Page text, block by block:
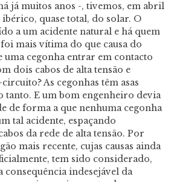
já muitos anos -, tivemos, em abril
ibérico, quase total, do solar. O
a um acidente natural e há quem
mais vítima do que causa do
uma cegonha entrar em contacto
dois cabos de alta tensão e
As cegonhas têm asas
tanto. E um bom engenheiro devia
de forma a que nenhuma cegonha
tal acidente, espaçando
da rede de alta tensão. Por
mais recente, cujas causas ainda
tem sido considerado,
consequência indesejável da